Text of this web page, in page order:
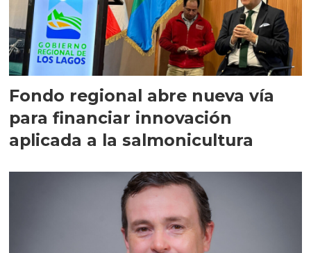
Fondo regional abre nueva vía
para financiar innovación
aplicada a la salmonicultura